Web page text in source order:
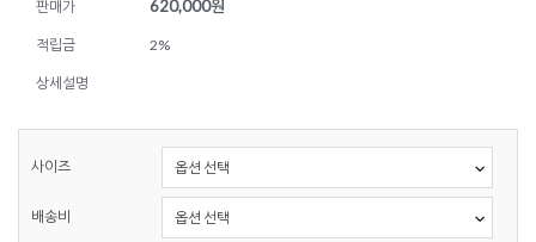
판매가 620,000원
적립금 2%
상세설명
사이즈
배송비